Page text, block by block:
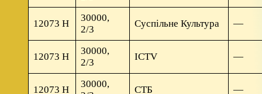
12073 Н
30000,
2/3
Суспільне Культура —
12073 Н
30000,
2/3
ICTV —
12073 Н
30000,
СТБ —